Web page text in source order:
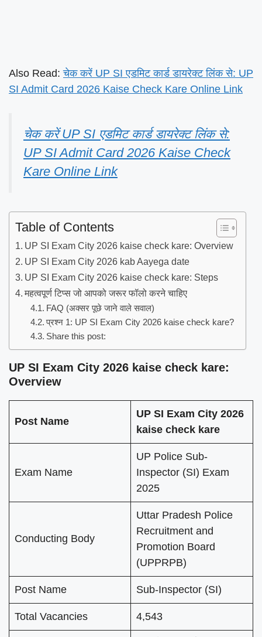
Also Read:चेक करें UP SI एडमिट कार्ड डायरेक्ट लिंक से: UP
SI Admit Card 2026 Kaise Check Kare Online Link
चेक करें UP SI एडमिट कार्ड डायरेक्ट लिंक से:
UP SI Admit Card 2026 Kaise Check
Kare Online Link
Table of Contents
UP SI Exam City 2026 kaise check kare: Overview
UP SI Exam City 2026 kab Aayega date
UP SI Exam City 2026 kaise check kare: Steps
महत्वपूर्ण टिप्स जो आपको जरूर फॉलो करने चाहिए
FAQ (अक्सर पूछे जाने वाले सवाल)
प्रश्न 1: UP SI Exam City 2026 kaise check kare?
Share this post:
UP SI Exam City 2026 kaise check kare:
Overview
Post Name
UP SI Exam City 2026
kaise check kare
Exam Name
UP Police Sub-
Inspector (SI) Exam
2025
Conducting Body
Uttar Pradesh Police
Recruitment and
Promotion Board
(UPPRPB)
Post Name Sub-Inspector (SI)
Total Vacancies 4,543